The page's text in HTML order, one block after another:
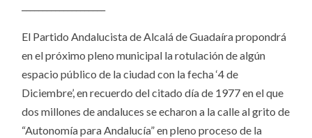
El Partido Andalucista de Alcalá de Guadaíra propondrá
en el próximo pleno municipal la rotulación de algún
espacio público de la ciudad con la fecha ‘4 de
Diciembre’, en recuerdo del citado día de 1977 en el que
dos millones de andaluces se echaron a la calle al grito de
“Autonomía para Andalucía” en pleno proceso de la